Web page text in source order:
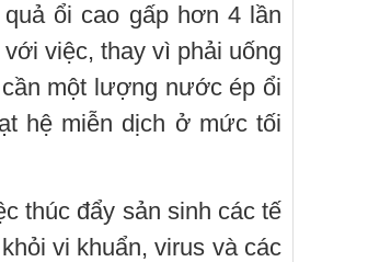
ổi cao gấp hơn 4 lần
việc, thay vì phải uống
một lượng nước ép ổi
hệ miễn dịch ở mức tối
thúc đẩy sản sinh các tế
vi khuẩn, virus và các